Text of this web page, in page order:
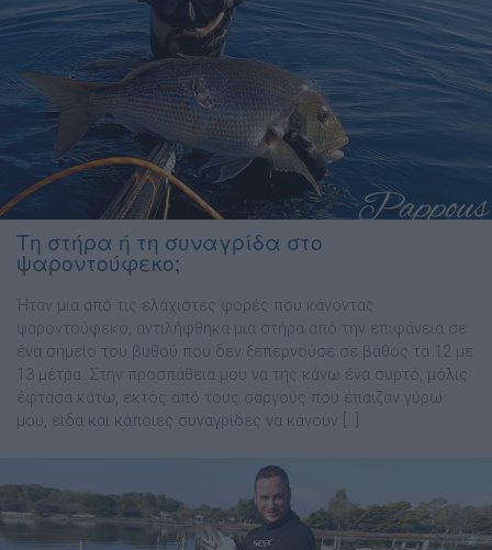
Τη στήρα ή τη συναγρίδα στο
ψαροντούφεκο;
Ήταν µια από τις ελάχιστες φορές που κάνοντας
ψαροντούφεκο, αντιλήφθηκα µια στήρα από την επιφάνεια σε
ένα σηµείο του βυθού που δεν ξεπερνούσε σε βάθος τα 12 µε
13 µέτρα. Στην προσπάθεια µου να της κάνω ένα συρτό, µόλις
έφτασα κάτω, εκτός από τους σαργούς που έπαιζαν γύρω
µου, είδα και κάποιες συναγρίδες να κάνουν […]